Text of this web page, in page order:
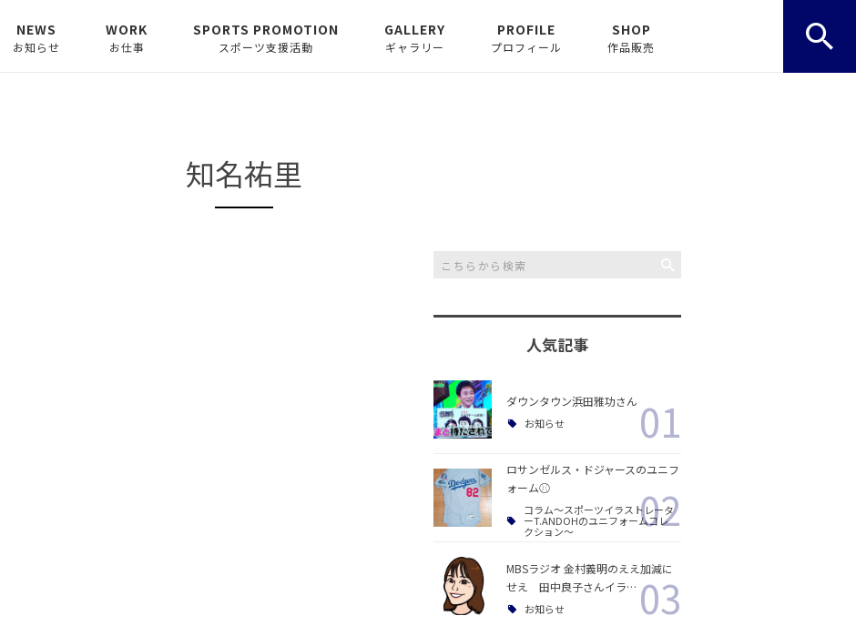
NEWS
お知らせ
WORK
お仕事
SPORTS PROMOTION
スポーツ支援活動
Launcher
ムオーダーインソール
GALLERY
ギャラリー
PROFILE
プロフィール
SHOP
作品販売
知名祐里
人気記事
ダウンタウン浜田雅功さん
お知らせ 01
ロサンゼルス・ドジャースのユニフ
ォーム⚾️
コラム〜スポーツイラストレータ
ーT.ANDOHのユニフォームコレ
クション〜 02
MBSラジオ 金村義明のええ加減に
せえ 田中良子さんイラ…
お知らせ 03